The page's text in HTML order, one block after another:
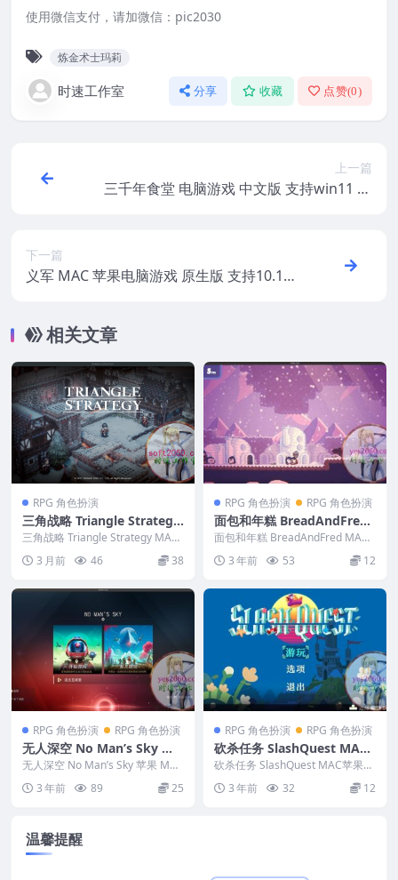
使用微信支付，请加微信：pic2030
炼金术士玛莉
时速工作室 分享 收藏 点赞(0)
上一篇
三千年食堂 电脑游戏 中文版 支持win11 wi
下一篇
义军 MAC 苹果电脑游戏 原生版 支持10.15
相关文章
RPG 角色扮演
三角战略 Triangle Strategy
MAC游戏 苹果电脑游戏 适配
苹果OS系统macOS
三角战略 Triangle Strategy MAC
游戏 苹果电脑游戏 适配苹果...
3 月前 46 38
RPG 角色扮演 RPG 角色扮演
面包和年糕 BreadAndFred
MAC苹果电脑游戏 原生中文
版 支持11 12 13 14
面包和年糕 BreadAndFred MAC
苹果电脑游戏 原生中文版 支持11
... 3 年前 53 12
RPG 角色扮演 RPG 角色扮演
无人深空 No Man’s Sky 苹
果 MAC电脑游戏 原生中文版
无人深空 No Man’s Sky 苹果 MAC
3 年前 89 25
RPG 角色扮演 RPG 角色扮演
砍杀任务 SlashQuest MAC
苹果电脑游戏 原生中文版 支
持11 12 13 14
砍杀任务 SlashQuest MAC苹果电
脑游戏 原生中文版 支持11 12 ...
3 年前 32 12
温馨提醒